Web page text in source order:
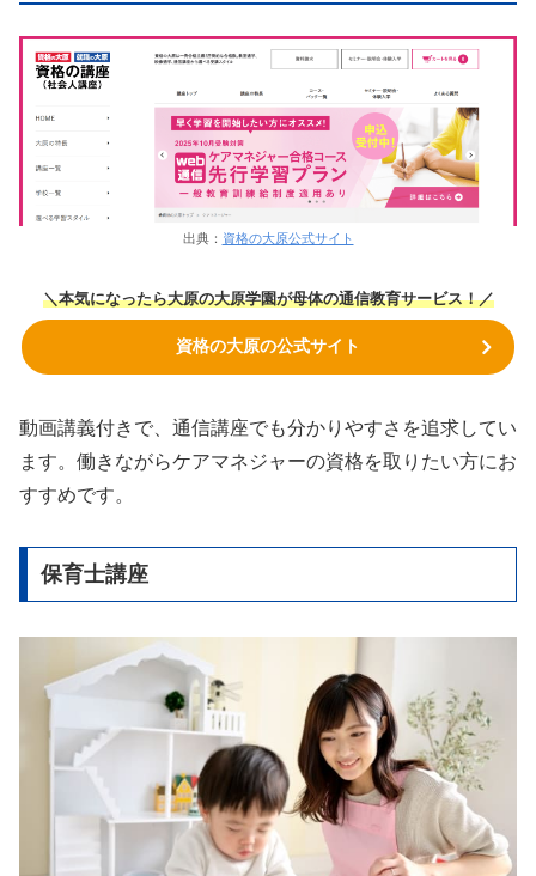
出典： 資格の大原公式サイト
＼本気になったら大原の大原学園が母体の通信教育サービス！／
資格の大原の公式サイト
動画講義付きで、通信講座でも分かりやすさを追求してい
ます。働きながらケアマネジャーの資格を取りたい方にお
すすめです。
保育士講座